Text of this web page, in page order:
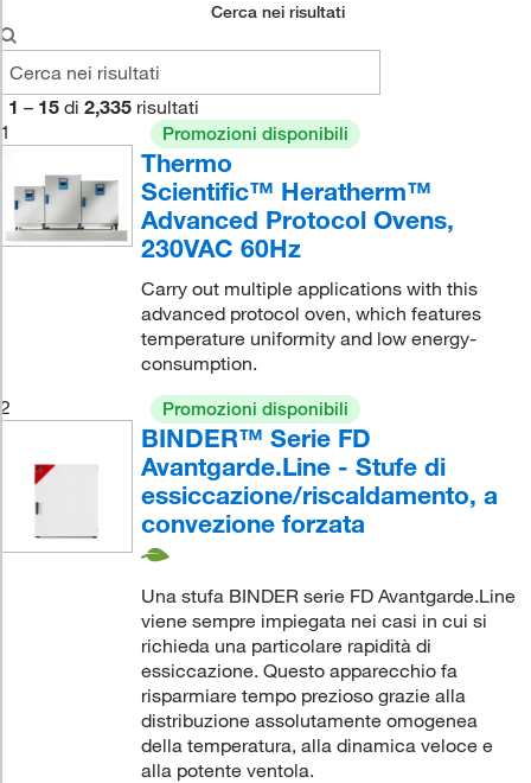
Cerca nei risultati
1 – 15 di 2,335 risultati
1
Promozioni disponibili
Thermo
Scientific™ Heratherm™
Advanced Protocol Ovens,
230VAC 60Hz
Carry out multiple applications with this
advanced protocol oven, which features
temperature uniformity and low energy-
consumption.
2
Promozioni disponibili
BINDER™ Serie FD
Avantgarde.Line - Stufe di
essiccazione/riscaldamento, a
convezione forzata
Una stufa BINDER serie FD Avantgarde.Line
viene sempre impiegata nei casi in cui si
richieda una particolare rapidità di
essiccazione. Questo apparecchio fa
risparmiare tempo prezioso grazie alla
distribuzione assolutamente omogenea
della temperatura, alla dinamica veloce e
alla potente ventola.